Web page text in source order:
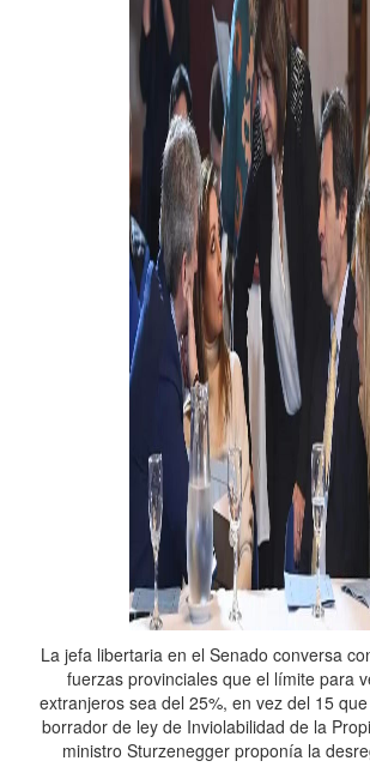
La jefa libertaria en el Senado conversa
fuerzas provinciales que el límite para
extranjeros sea del 25%, en vez del 15
borrador de ley de Inviolabilidad de la
ministro Sturzenegger proponía la